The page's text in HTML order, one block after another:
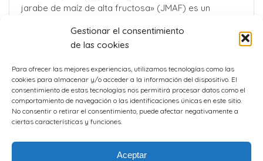
Gestionar el consentimiento
de las cookies
Para ofrecer las mejores experiencias, utilizamos tecnologías como las
cookies para almacenar y/o acceder a la información del dispositivo. El
consentimiento de estas tecnologías nos permitirá procesar datos como el
comportamiento de navegación o las identificaciones únicas en este sitio.
No consentir o retirar el consentimiento, puede afectar negativamente a
ciertas características y funciones.
Aceptar
jarabe de maíz de alta fructosa» (JMAF) es un